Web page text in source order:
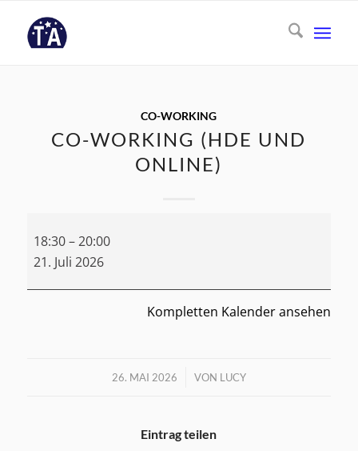
CO-WORKING
CO-WORKING (HDE UND
ONLINE)
Working
(HdE
und
18:30 –20:00
21. Juli 2026
Kompletten Kalender ansehen
26. MAI 2026
/ VON LUCY
Eintrag teilen